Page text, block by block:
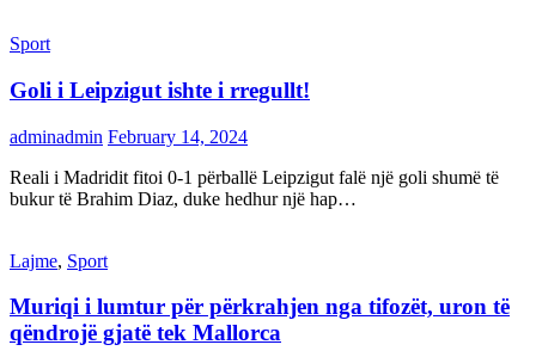
Sport
Goli i Leipzigut ishte i rregullt!
adminadmin February 14, 2024
Reali i Madridit fitoi 0-1 përballë Leipzigut falë një goli shumë të
bukur të Brahim Diaz, duke hedhur një hap…
Lajme, Sport
Muriqi i lumtur për përkrahjen nga tifozët, uron të
qëndrojë gjatë tek Mallorca